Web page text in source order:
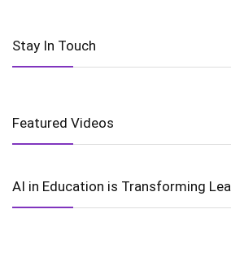
Stay In Touch
Featured Videos
AI in Education is Transforming